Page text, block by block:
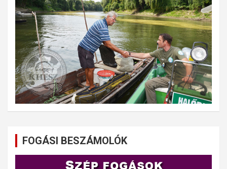
FOGÁSI BESZÁMOLÓK